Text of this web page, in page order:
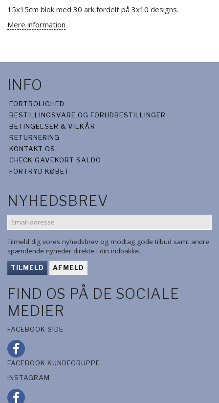
15x15cm blok med 30 ark fordelt på 3x10 designs.
Mere information
INFO
FORTROLIGHED
BESTILLINGSVARE OG FORUDBESTILLINGER
BETINGELSER & VILKÅR
RETURNERING
KONTAKT OS
CHECK GAVEKORT SALDO
FORTRYD KØBET
NYHEDSBREV
EMAIL-
ADRESSE
Tilmeld dig vores nyhedsbrev og modtag gode tilbud samt andre
spændende nyheder direkte i din indbakke.
TILMELD AFMELD
FIND OS PÅ DE SOCIALE
MEDIER
FACEBOOK SIDE
FACEBOOK KUNDEGRUPPE
INSTAGRAM